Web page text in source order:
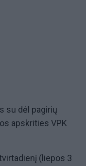
su dėl pagirių
apskrities VPK
(liepos 3